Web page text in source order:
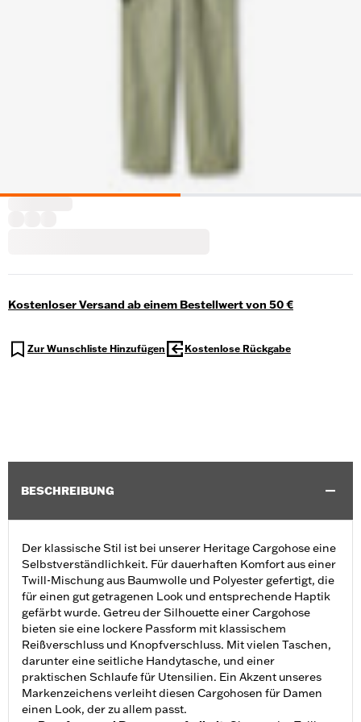
Kostenloser Versand ab einem Bestellwert von 50 €
Zur Wunschliste Hinzufügen Kostenlose Rückgabe
BESCHREIBUNG
Der klassische Stil ist bei unserer Heritage Cargohose eine
Selbstverständlichkeit. Für dauerhaften Komfort aus einer
Twill-Mischung aus Baumwolle und Polyester gefertigt, die
für einen gut getragenen Look und entsprechende Haptik
gefärbt wurde. Getreu der Silhouette einer Cargohose
bieten sie eine lockere Passform mit klassischem
Reißverschluss und Knopfverschluss. Mit vielen Taschen,
darunter eine seitliche Handytasche, und einer
praktischen Schlaufe für Utensilien. Ein Akzent unseres
Markenzeichens verleiht diesen Cargohosen für Damen
einen Look, der zu allem passt.